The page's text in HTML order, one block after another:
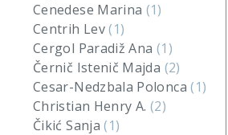
Cenedese Marina (1)
Centrih Lev(1)
Cergol Paradiž Ana (1)
Černič Istenič Majda (2)
Cesar-Nedzbala Polonca(1)
Christian Henry A. (2)
Čikić Sanja(1)